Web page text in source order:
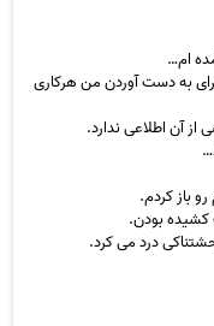
ام…
به دست آوردن من هرکاری
آن اطلاعی ندارد.
باز کردم.
کشیده بودن.
درد می کرد.